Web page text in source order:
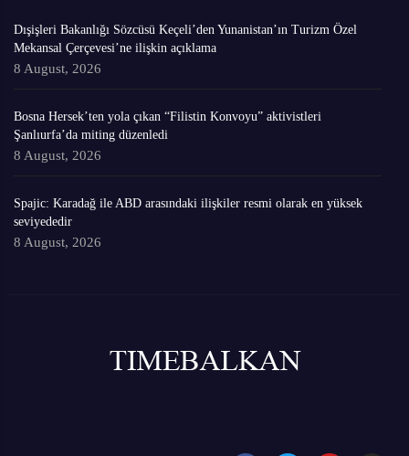
Dışişleri Bakanlığı Sözcüsü Keçeli’den Yunanistan’ın Turizm Özel
Mekansal Çerçevesi’ne ilişkin açıklama
8 August, 2026
Bosna Hersek’ten yola çıkan “Filistin Konvoyu” aktivistleri
Şanlıurfa’da miting düzenledi
8 August, 2026
Spajic: Karadağ ile ABD arasındaki ilişkiler resmi olarak en yüksek
seviyededir
8 August, 2026